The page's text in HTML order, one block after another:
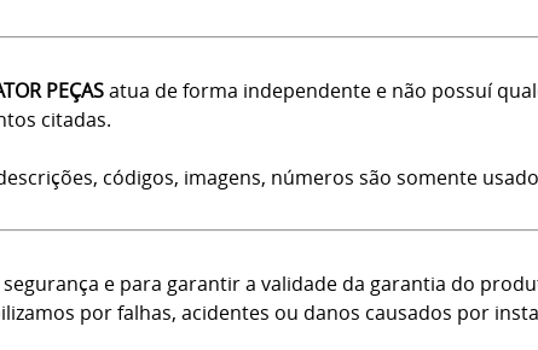
PEÇASatua de forma independente e não possuí
citadas.
códigos, imagens, números são somente
segurança e para garantir a validade da garantia do
por falhas, acidentes ou danos causados por